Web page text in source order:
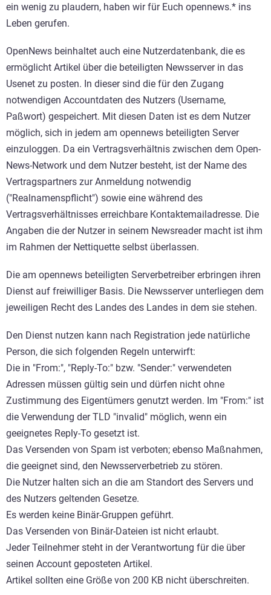
ein wenig zu plaudern, haben wir für Euch opennews.* ins
Leben gerufen.
OpenNews beinhaltet auch eine Nutzerdatenbank, die es
ermöglicht Artikel über die beteiligten Newsserver in das
Usenet zu posten. In dieser sind die für den Zugang
notwendigen Accountdaten des Nutzers (Username,
Paßwort) gespeichert. Mit diesen Daten ist es dem Nutzer
möglich, sich in jedem am opennews beteiligten Server
einzuloggen. Da ein Vertragsverhältnis zwischen dem Open-
News-Network und dem Nutzer besteht, ist der Name des
Vertragspartners zur Anmeldung notwendig
("Realnamenspflicht") sowie eine während des
Vertragsverhältnisses erreichbare Kontaktemailadresse. Die
Angaben die der Nutzer in seinem Newsreader macht ist ihm
im Rahmen der Nettiquette selbst überlassen.
Die am opennews beteiligten Serverbetreiber erbringen ihren
Dienst auf freiwilliger Basis. Die Newsserver unterliegen dem
jeweiligen Recht des Landes des Landes in dem sie stehen.
Den Dienst nutzen kann nach Registration jede natürliche
Person, die sich folgenden Regeln unterwirft:
Die in "From:", "Reply-To:" bzw. "Sender:" verwendeten
Adressen müssen gültig sein und dürfen nicht ohne
Zustimmung des Eigentümers genutzt werden. Im "From:" ist
die Verwendung der TLD "invalid" möglich, wenn ein
geeignetes Reply-To gesetzt ist.
Das Versenden von Spam ist verboten; ebenso Maßnahmen,
die geeignet sind, den Newsserverbetrieb zu stören.
Die Nutzer halten sich an die am Standort des Servers und
des Nutzers geltenden Gesetze.
Es werden keine Binär-Gruppen geführt.
Das Versenden von Binär-Dateien ist nicht erlaubt.
Jeder Teilnehmer steht in der Verantwortung für die über
seinen Account geposteten Artikel.
Artikel sollten eine Größe von 200 KB nicht überschreiten.